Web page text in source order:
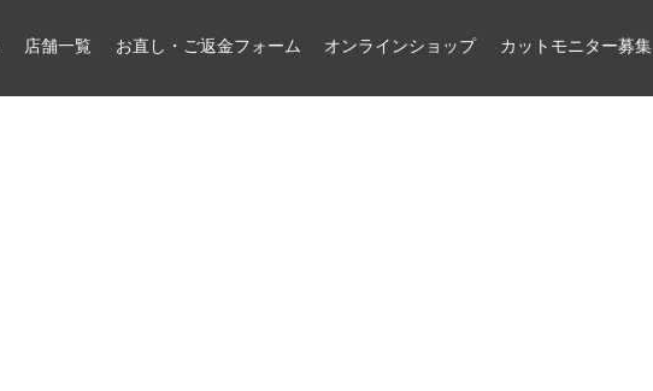
店舗一覧 お直し・ご返金フォーム オンラインショップ カットモニター募集